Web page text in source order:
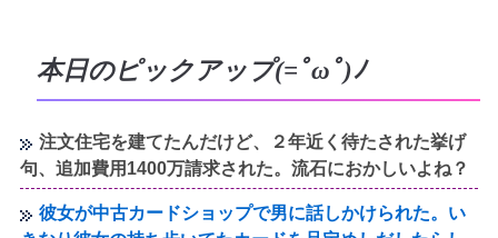
本日のピックアップ(=ﾟωﾟ)ﾉ
注文住宅を建てたんだけど、２年近く待たされた挙げ
句、追加費用1400万請求された。流石におかしいよね？
彼女が中古カードショップで男に話しかけられた。い